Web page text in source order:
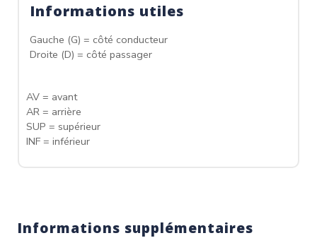
Informations utiles
Gauche (G) = côté conducteur
Droite (D) = côté passager
AV = avant
AR = arrière
SUP = supérieur
INF = inférieur
Informations supplémentaires